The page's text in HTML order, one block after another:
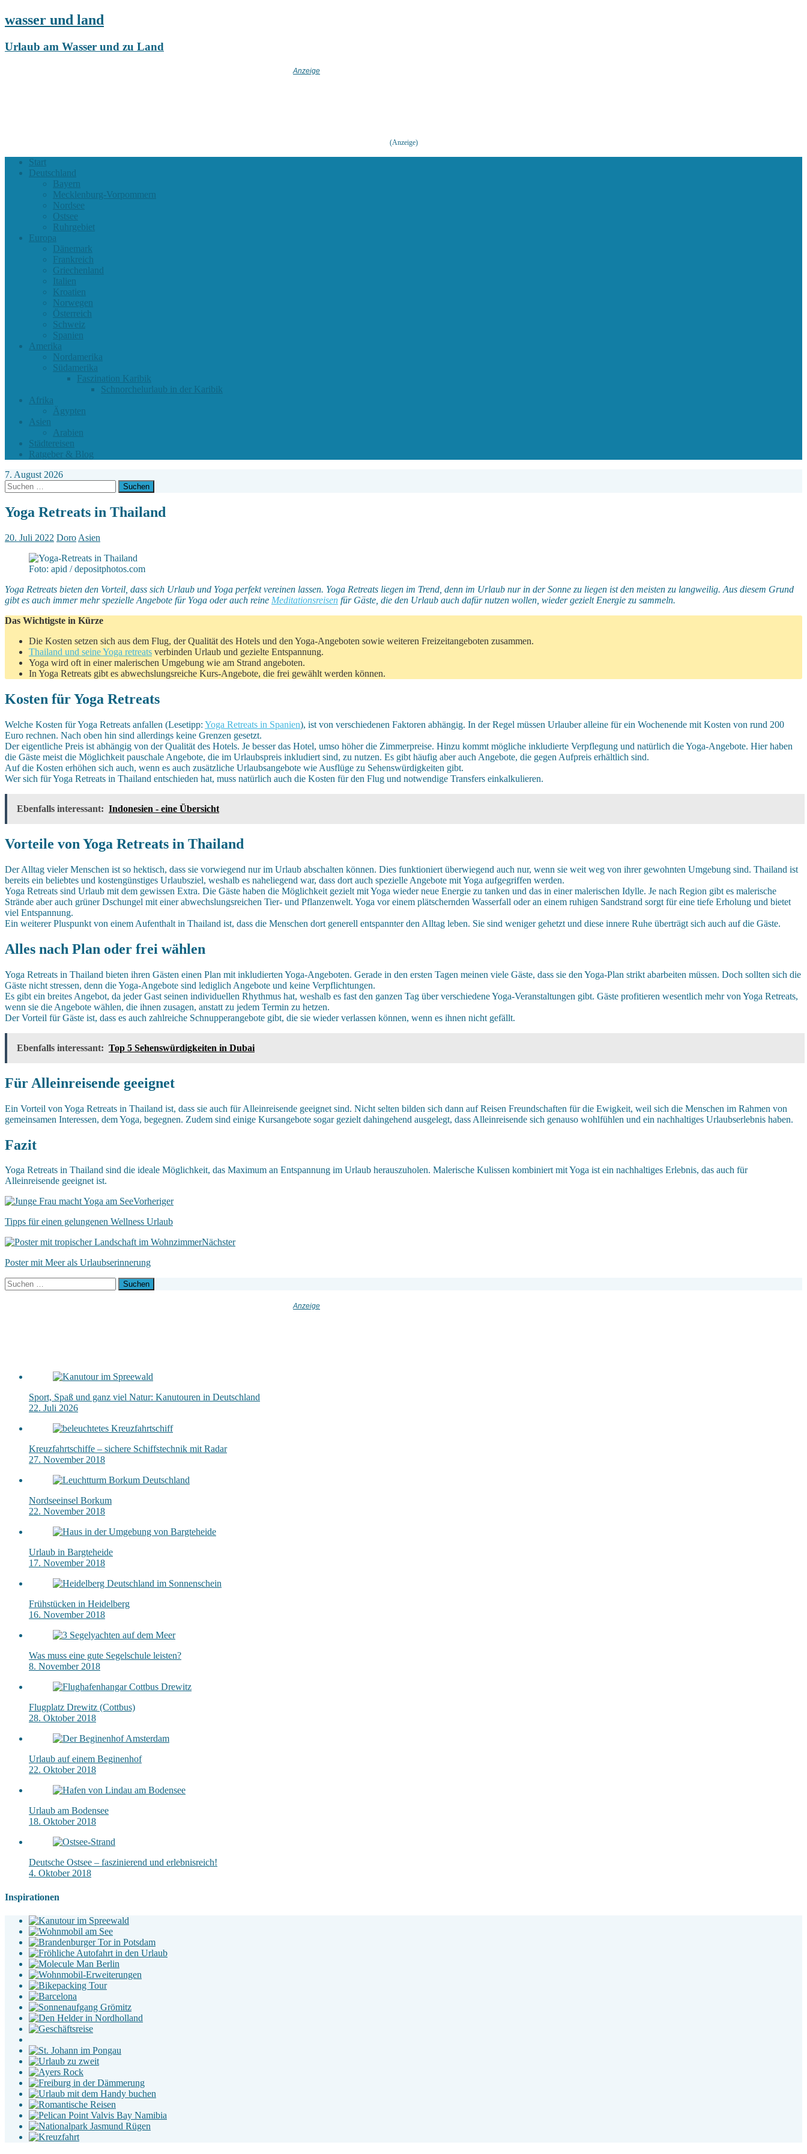
wasser und land
Urlaub am Wasser und zu Land
(Anzeige)
Start
Deutschland
Bayern
Mecklenburg-Vorpommern
Nordsee
Ostsee
Ruhrgebiet
Europa
Dänemark
Frankreich
Griechenland
Italien
Kroatien
Norwegen
Österreich
Schweiz
Spanien
Amerika
Nordamerika
Südamerika
Faszination Karibik
Schnorchelurlaub in der Karibik
Afrika
Ägypten
Asien
Arabien
Städtereisen
Ratgeber & Blog
7. August 2026
Suchen
nach:
Yoga Retreats in Thailand
20. Juli 2022 Doro Asien
Foto: apid / depositphotos.com
Yoga Retreats bieten den Vorteil, dass sich Urlaub und Yoga perfekt vereinen lassen. Yoga Retreats liegen im Trend, denn im Urlaub nur in der Sonne zu liegen ist den meisten zu langweilig. Aus diesem Grund
gibt es auch immer mehr spezielle Angebote für Yoga oder auch reine Meditationsreisen für Gäste, die den Urlaub auch dafür nutzen wollen, wieder gezielt Energie zu sammeln.
Das Wichtigste in Kürze
Die Kosten setzen sich aus dem Flug, der Qualität des Hotels und den Yoga-Angeboten sowie weiteren Freizeitangeboten zusammen.
Thailand und seine Yoga retreats verbinden Urlaub und gezielte Entspannung.
Yoga wird oft in einer malerischen Umgebung wie am Strand angeboten.
In Yoga Retreats gibt es abwechslungsreiche Kurs-Angebote, die frei gewählt werden können.
Kosten für Yoga Retreats
Welche Kosten für Yoga Retreats anfallen (Lesetipp: Yoga Retreats in Spanien), ist von verschiedenen Faktoren abhängig. In der Regel müssen Urlauber alleine für ein Wochenende mit Kosten von rund 200
Euro rechnen. Nach oben hin sind allerdings keine Grenzen gesetzt.
Der eigentliche Preis ist abhängig von der Qualität des Hotels. Je besser das Hotel, umso höher die Zimmerpreise. Hinzu kommt mögliche inkludierte Verpflegung und natürlich die Yoga-Angebote. Hier haben
die Gäste meist die Möglichkeit pauschale Angebote, die im Urlaubspreis inkludiert sind, zu nutzen. Es gibt häufig aber auch Angebote, die gegen Aufpreis erhältlich sind.
Auf die Kosten erhöhen sich auch, wenn es auch zusätzliche Urlaubsangebote wie Ausflüge zu Sehenswürdigkeiten gibt.
Wer sich für Yoga Retreats in Thailand entschieden hat, muss natürlich auch die Kosten für den Flug und notwendige Transfers einkalkulieren.
Ebenfalls interessant: Indonesien - eine Übersicht
Vorteile von Yoga Retreats in Thailand
Der Alltag vieler Menschen ist so hektisch, dass sie vorwiegend nur im Urlaub abschalten können. Dies funktioniert überwiegend auch nur, wenn sie weit weg von ihrer gewohnten Umgebung sind. Thailand ist
bereits ein beliebtes und kostengünstiges Urlaubsziel, weshalb es naheliegend war, dass dort auch spezielle Angebote mit Yoga aufgegriffen werden.
Yoga Retreats sind Urlaub mit dem gewissen Extra. Die Gäste haben die Möglichkeit gezielt mit Yoga wieder neue Energie zu tanken und das in einer malerischen Idylle. Je nach Region gibt es malerische
Strände aber auch grüner Dschungel mit einer abwechslungsreichen Tier- und Pflanzenwelt. Yoga vor einem plätschernden Wasserfall oder an einem ruhigen Sandstrand sorgt für eine tiefe Erholung und bietet
viel Entspannung.
Ein weiterer Pluspunkt von einem Aufenthalt in Thailand ist, dass die Menschen dort generell entspannter den Alltag leben. Sie sind weniger gehetzt und diese innere Ruhe überträgt sich auch auf die Gäste.
Alles nach Plan oder frei wählen
Yoga Retreats in Thailand bieten ihren Gästen einen Plan mit inkludierten Yoga-Angeboten. Gerade in den ersten Tagen meinen viele Gäste, dass sie den Yoga-Plan strikt abarbeiten müssen. Doch sollten sich die
Gäste nicht stressen, denn die Yoga-Angebote sind lediglich Angebote und keine Verpflichtungen.
Es gibt ein breites Angebot, da jeder Gast seinen individuellen Rhythmus hat, weshalb es fast den ganzen Tag über verschiedene Yoga-Veranstaltungen gibt. Gäste profitieren wesentlich mehr von Yoga Retreats,
wenn sie die Angebote wählen, die ihnen zusagen, anstatt zu jedem Termin zu hetzen.
Der Vorteil für Gäste ist, dass es auch zahlreiche Schnupperangebote gibt, die sie wieder verlassen können, wenn es ihnen nicht gefällt.
Ebenfalls interessant: Top 5 Sehenswürdigkeiten in Dubai
Für Alleinreisende geeignet
Ein Vorteil von Yoga Retreats in Thailand ist, dass sie auch für Alleinreisende geeignet sind. Nicht selten bilden sich dann auf Reisen Freundschaften für die Ewigkeit, weil sich die Menschen im Rahmen von
gemeinsamen Interessen, dem Yoga, begegnen. Zudem sind einige Kursangebote sogar gezielt dahingehend ausgelegt, dass Alleinreisende sich genauso wohlfühlen und ein nachhaltiges Urlaubserlebnis haben.
Fazit
Yoga Retreats in Thailand sind die ideale Möglichkeit, das Maximum an Entspannung im Urlaub herauszuholen. Malerische Kulissen kombiniert mit Yoga ist ein nachhaltiges Erlebnis, das auch für
Alleinreisende geeignet ist.
Vorheriger
Tipps für einen gelungenen Wellness Urlaub
Nächster
Poster mit Meer als Urlaubserinnerung
Suchen
nach:
Sport, Spaß und ganz viel Natur: Kanutouren in Deutschland
22. Juli 2026
Kreuzfahrtschiffe – sichere Schiffstechnik mit Radar
27. November 2018
Nordseeinsel Borkum
22. November 2018
Urlaub in Bargteheide
17. November 2018
Frühstücken in Heidelberg
16. November 2018
Was muss eine gute Segelschule leisten?
8. November 2018
Flugplatz Drewitz (Cottbus)
28. Oktober 2018
Urlaub auf einem Beginenhof
22. Oktober 2018
Urlaub am Bodensee
18. Oktober 2018
Deutsche Ostsee – faszinierend und erlebnisreich!
4. Oktober 2018
Inspirationen